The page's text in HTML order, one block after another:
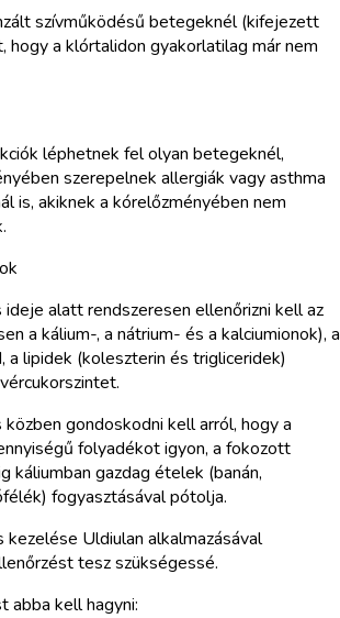
szívműködésű betegeknél (kifejezett
hogy a klórtalidon gyakorlatilag már nem
léphetnek fel olyan betegeknél,
szerepelnek allergiák vagy asthma
is, akiknek a kórelőzményében nem
alatt rendszeresen ellenőrizni kell az
a kálium-, a nátrium- és a kalciumionok), a
a lipidek (koleszterin és trigliceridek)
gondoskodni kell arról, hogy a
folyadékot igyon, a fokozott
káliumban gazdag ételek (banán,
fogyasztásával pótolja.
kezelése Uldiulan alkalmazásával
tesz szükségessé.
abba kell hagyni: